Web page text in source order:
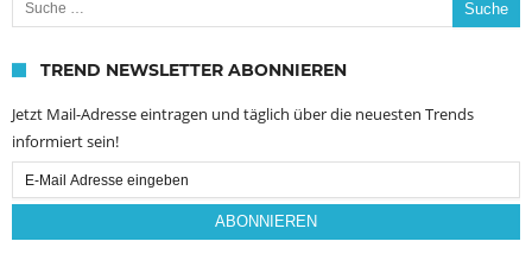
TREND NEWSLETTER ABONNIEREN
Jetzt Mail-Adresse eintragen und täglich über die neuesten Trends
informiert sein!
Email
Subscription
ABONNIEREN